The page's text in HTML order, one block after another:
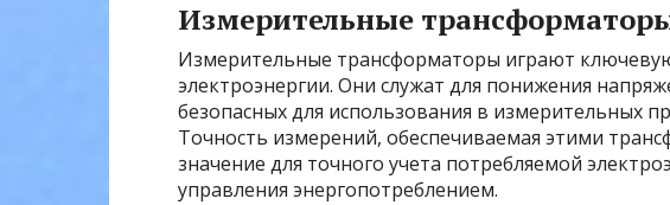
Измерительные
Измерительные трансформаторы играют
электроэнергии. Они служат для понижения
безопасных для использования в измерительных
Точность измерений, обеспечиваемая этими
значение для точного учета потребляемой
управления энергопотреблением.